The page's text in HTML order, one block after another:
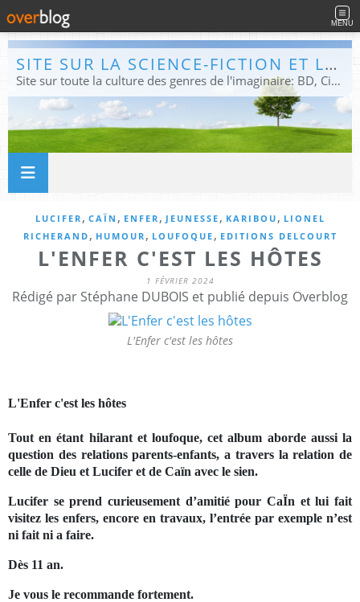
MENU
SITE SUR LA SCIENCE-FICTION ET LE FANTASTIQUE
Site sur toute la culture des genres de l'imaginaire: BD, Cinéma, Livre, Jeux, Théâtre. Présent dans les principaux festivals de film fantastique e de science-fiction, salons et conventions.
LUCIFER , CAÏN , ENFER , JEUNESSE , KARIBOU , LIONEL
RICHERAND , HUMOUR , LOUFOQUE , EDITIONS DELCOURT
L'ENFER C'EST LES HÔTES
1 FÉVRIER 2024
Rédigé par Stéphane DUBOIS et publié depuis Overblog
L'Enfer c'est les hôtes
L'Enfer c'est les hôtes
Tout en étant hilarant et loufoque, cet album aborde aussi la
question des relations parents-enfants, a travers la relation de
celle de Dieu et Lucifer et de Caïn avec le sien.
Lucifer se prend curieusement d’amitié pour CaÏn et lui fait
visitez les enfers, encore en travaux, l’entrée par exemple n’est
ni fait ni a faire.
Dès 11 an.
Je vous le recommande fortement.